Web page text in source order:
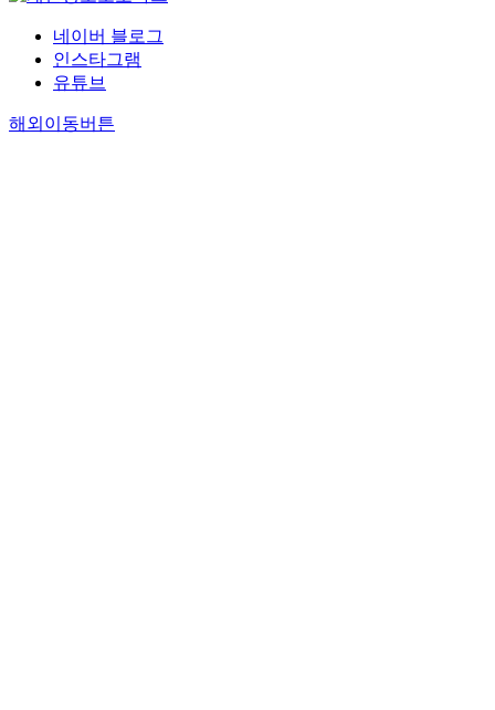
네이버 블로그
인스타그램
유튜브
해외이동버튼